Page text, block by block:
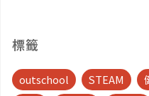
標籤
outschool STEAM